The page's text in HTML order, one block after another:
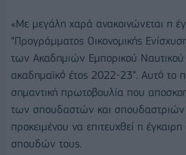
«Με μεγάλη χαρά ανακοινώνεται η
“Προγράμματος Οικονομικής
των Ακαδημιών Εμπορικού Ναυτικού
ακαδημαϊκό έτος 2022-23”. Αυτό το
σημαντική πρωτοβουλία που
των σπουδαστών και
προκειμένου να επιτευχθεί η
σπουδών τους.